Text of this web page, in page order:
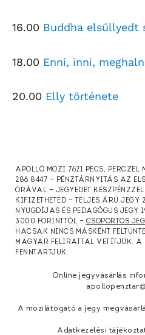
16.00 Buddha elsüllyedt
18.00 Enni, inni,
20.00 Elly története
APOLLÓ MOZI 7621 PÉCS, PERCZEL
286 8447 — PÉNZTÁRNYITÁS AZ
ÓRÁVAL — JEGYEDET
KIFIZETHETED — TELJES ÁRÚ
NYUGDÍJAS ÉS PEDAGÓGUS JEGY
3000 FORINTTÓL — CSOPORTOS
HACSAK NINCS MÁSKÉNT
MAGYAR FELIRATTAL VETÍTJÜK. A
FENNTARTJUK.
Online jegyvásárlás
A mozilátogató a jegy
Adatkezelési